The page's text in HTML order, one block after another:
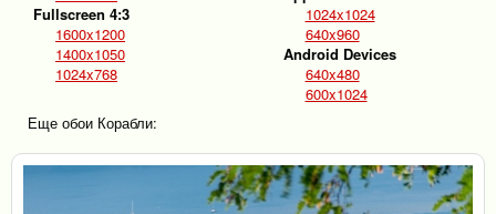
Fullscreen 4:3
1600x1200
1400x1050
1024x768
1024x1024
640x960
Android Devices
640x480
600x1024
Еще обои Корабли: